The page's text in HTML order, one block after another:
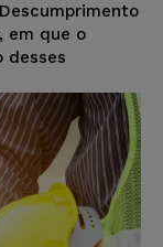
em que o
desses